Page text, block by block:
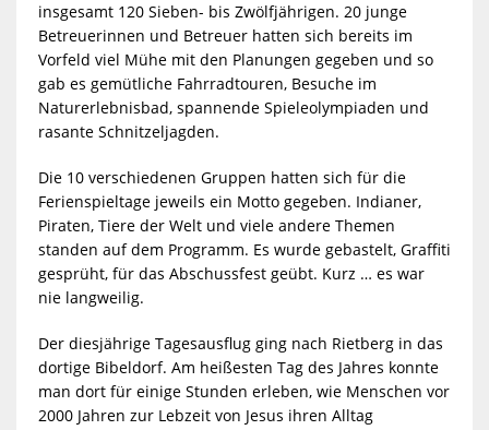
insgesamt 120 Sieben- bis Zwölfjährigen. 20 junge
Betreuerinnen und Betreuer hatten sich bereits im
Vorfeld viel Mühe mit den Planungen gegeben und so
gab es gemütliche Fahrradtouren, Besuche im
Naturerlebnisbad, spannende Spieleolympiaden und
rasante Schnitzeljagden.
Die 10 verschiedenen Gruppen hatten sich für die
Ferienspieltage jeweils ein Motto gegeben. Indianer,
Piraten, Tiere der Welt und viele andere Themen
standen auf dem Programm. Es wurde gebastelt, Graffiti
gesprüht, für das Abschussfest geübt. Kurz … es war
nie langweilig.
Der diesjährige Tagesausflug ging nach Rietberg in das
dortige Bibeldorf. Am heißesten Tag des Jahres konnte
man dort für einige Stunden erleben, wie Menschen vor
2000 Jahren zur Lebzeit von Jesus ihren Alltag